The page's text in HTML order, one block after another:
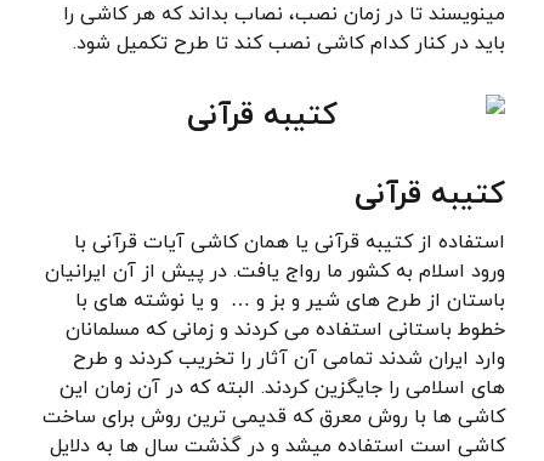
مینویسند تا در زمان نصب، نصاب بداند که هر کاشی را
باید در کنار کدام کاشی نصب کند تا طرح تکمیل شود.
کتیبه قرآنی
استفاده از کتیبه قرآنی یا همان کاشی آیات قرآنی با
ورود اسلام به کشور ما رواج یافت. در پیش از آن ایرانیان
باستان از طرح های شیر و بز و … و یا نوشته های با
خطوط باستانی استفاده می کردند و زمانی که مسلمانان
وارد ایران شدند تمامی آن آثار را تخریب کردند و طرح
های اسلامی را جایگزین کردند. البته که در آن زمان این
کاشی ها با روش معرق که قدیمی ترین روش برای ساخت
کاشی است استفاده میشد و در گذشت سال ها به دلایل